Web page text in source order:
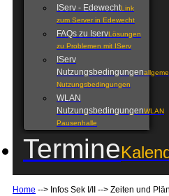
IServ - EdewechtLink
zum Server in Edewecht
FAQs zu IservLösungen
zu Problemen mit IServ
IServ
Nutzungsbedingungen
Nutzungsbedingungen
WLAN
NutzungsbedingungenWLAN
Pausenhalle
Termine
Home --> Infos Sek I/II --> Zeiten und